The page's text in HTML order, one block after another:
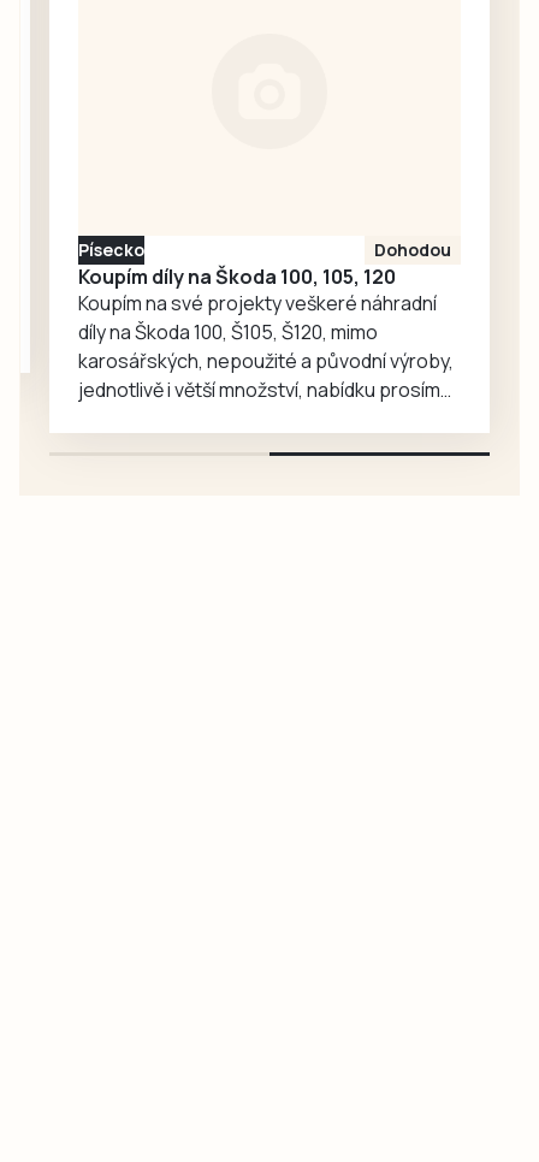
Písecko Dohodou
Koupím díly na Škoda 100, 105, 120
Koupím na své projekty veškeré náhradní
díly na Škoda 100, Š105, Š120, mimo
karosářských, nepoužité a původní výroby,
jednotlivě i větší množství, nabídku prosím